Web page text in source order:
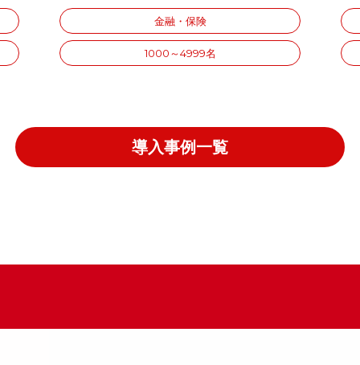
金融・保険
1000～4999名
導入事例一覧